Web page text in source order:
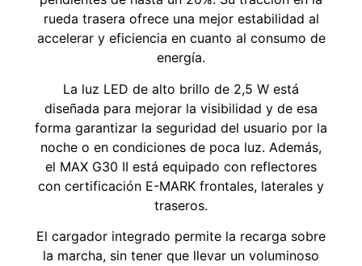
rueda trasera ofrece una mejor estabilidad al
accelerar y eficiencia en cuanto al consumo de
energía.
La luz LED de alto brillo de 2,5 W está
diseñada para mejorar la visibilidad y de esa
forma garantizar la seguridad del usuario por la
noche o en condiciones de poca luz. Además,
el MAX G30 II está equipado con reflectores
con certificación E-MARK frontales, laterales y
traseros.
El cargador integrado permite la recarga sobre
la marcha, sin tener que llevar un voluminoso